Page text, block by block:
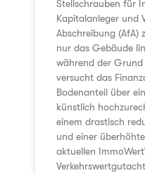
Stellschrauben für
Kapitalanleger und
Abschreibung (AfA)
nur das Gebäude
während der
versucht das
Bodenanteil über
künstlich
einem drastisch
und einer
aktuellen